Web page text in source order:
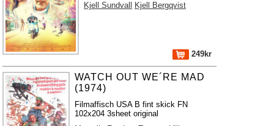
Kjell Sundvall
Kjell Bergqvist
249kr
WATCH OUT WE´RE MAD
(1974)
Filmaffisch USA B fint skick FN
102x204 3sheet original